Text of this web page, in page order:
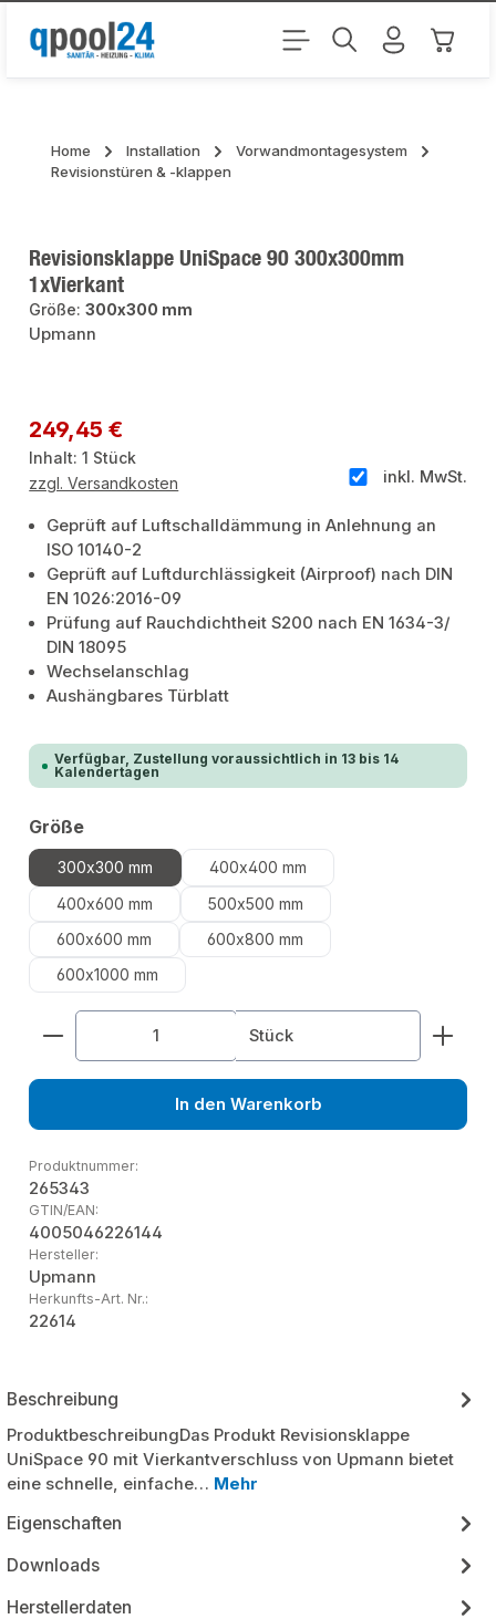
Zum Hauptinhalt springen
Home Installation
Vorwandmontagesystem
Revisionstüren & -klappen
Revisionsklappe UniSpace 90 300x300mm
1xVierkant
Größe:300x300 mm
Upmann
Regulärer Preis:
249,45 €
Inhalt:1 Stück
inkl. MwSt.
zzgl. Versandkosten
Geprüft auf Luftschalldämmung in Anlehnung an
ISO 10140-2
Geprüft auf Luftdurchlässigkeit (Airproof) nach DIN
EN 1026:2016-09
Prüfung auf Rauchdichtheit S200 nach EN 1634-3/
DIN 18095
Wechselanschlag
Aushängbares Türblatt
Verfügbar, Zustellung voraussichtlich in 13 bis 14
Kalendertagen
Größeauswählen
300x300 mm
400x400 mm
400x600 mm
500x500 mm
600x600 mm
600x800 mm
600x1000 mm
Produkt Anzahl: Gib den gewünschten Wert
Stück
In den Warenkorb
Produktnummer:
265343
GTIN/EAN:
4005046226144
Hersteller:
Upmann
Herkunfts-Art. Nr.:
22614
Beschreibung
ProduktbeschreibungDas Produkt Revisionsklappe
UniSpace 90 mit Vierkantverschluss von Upmann bietet
eine schnelle, einfache… Mehr
Eigenschaften
Downloads
Herstellerdaten